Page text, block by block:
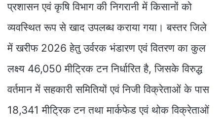
प्रशासन एवं कृषि विभाग की निगरानी में किसानों को
व्यवस्थित रूप से खाद उपलब्ध कराया गया। बस्तर जिले
में खरीफ 2026 हेतु उर्वरक भंडारण एवं वितरण का कुल
लक्ष्य 46,050 मीट्रिक टन निर्धारित है, जिसके विरुद्ध
वर्तमान में सहकारी समितियों एवं निजी विक्रेताओं के पास
18,341 मीट्रिक टन तथा मार्कफेड एवं थोक विक्रेताओं